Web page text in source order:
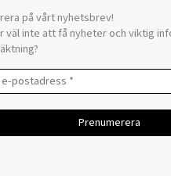
på vårt nyhetsbrev!
väl inte att få nyheter och viktig